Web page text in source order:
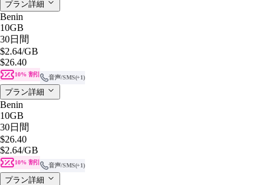
プラン詳細
Benin
10GB
30日間
$2.64/GB
$26.40
10% 割引 音声/SMS(+1)
プラン詳細
Benin
10GB
30日間
$26.40
$2.64/GB
10% 割引 音声/SMS(+1)
プラン詳細